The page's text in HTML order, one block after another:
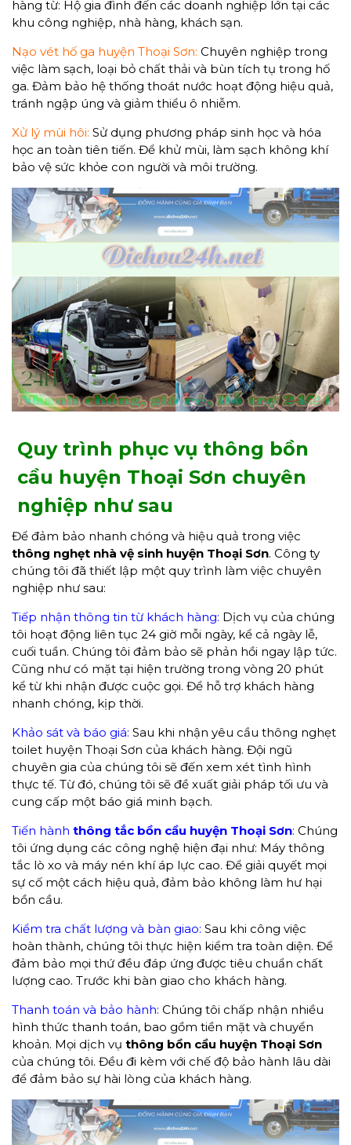
hàng từ: Hộ gia đình đến các doanh nghiệp lớn tại các
khu công nghiệp, nhà hàng, khách sạn.
Nạo vét hố ga huyện Thoại Sơn: Chuyên nghiệp trong
việc làm sạch, loại bỏ chất thải và bùn tích tụ trong hố
ga. Đảm bảo hệ thống thoát nước hoạt động hiệu quả,
tránh ngập úng và giảm thiểu ô nhiễm.
Xử lý mùi hôi: Sử dụng phương pháp sinh học và hóa
học an toàn tiên tiến. Để khử mùi, làm sạch không khí
bảo vệ sức khỏe con người và môi trường.
Quy trình phục vụ thông bồn
cầu huyện Thoại Sơn chuyên
nghiệp như sau
Để đảm bảo nhanh chóng và hiệu quả trong việc
thông nghẹt nhà vệ sinh huyện Thoại Sơn. Công ty
chúng tôi đã thiết lập một quy trình làm việc chuyên
nghiệp như sau:
Tiếp nhận thông tin từ khách hàng: Dịch vụ của chúng
tôi hoạt động liên tục 24 giờ mỗi ngày, kể cả ngày lễ,
cuối tuần. Chúng tôi đảm bảo sẽ phản hồi ngay lập tức.
Cũng như có mặt tại hiện trường trong vòng 20 phút
kể từ khi nhận được cuộc gọi. Để hỗ trợ khách hàng
nhanh chóng, kịp thời.
Khảo sát và báo giá: Sau khi nhận yêu cầu thông nghẹt
toilet huyện Thoại Sơn của khách hàng. Đội ngũ
chuyên gia của chúng tôi sẽ đến xem xét tình hình
thực tế. Từ đó, chúng tôi sẽ đề xuất giải pháp tối ưu và
cung cấp một báo giá minh bạch.
Tiến hành thông tắc bồn cầu huyện Thoại Sơn: Chúng
tôi ứng dụng các công nghệ hiện đại như: Máy thông
tắc lò xo và máy nén khí áp lực cao. Để giải quyết mọi
sự cố một cách hiệu quả, đảm bảo không làm hư hại
bồn cầu.
Kiểm tra chất lượng và bàn giao: Sau khi công việc
hoàn thành, chúng tôi thực hiện kiểm tra toàn diện. Để
đảm bảo mọi thứ đều đáp ứng được tiêu chuẩn chất
lượng cao. Trước khi bàn giao cho khách hàng.
Thanh toán và bảo hành: Chúng tôi chấp nhận nhiều
hình thức thanh toán, bao gồm tiền mặt và chuyển
khoản. Mọi dịch vụ thông bồn cầu huyện Thoại Sơn
của chúng tôi. Đều đi kèm với chế độ bảo hành lâu dài
để đảm bảo sự hài lòng của khách hàng.